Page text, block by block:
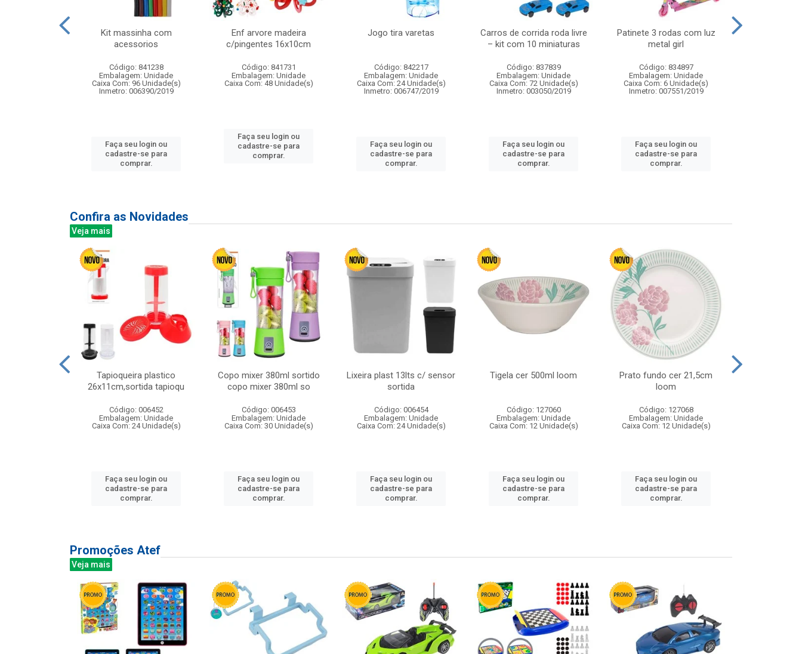
Kit massinha com
acessorios
Código: 841238
Embalagem: Unidade
Caixa Com: 96 Unidade(s)
Inmetro: 006390/2019
Faça seu login ou
cadastre-se para
comprar.
Enf arvore madeira
c/pingentes 16x10cm
Código: 841731
Embalagem: Unidade
Caixa Com: 48 Unidade(s)
Faça seu login ou
cadastre-se para
comprar.
Jogo tira varetas
Código: 842217
Embalagem: Unidade
Caixa Com: 24 Unidade(s)
Inmetro: 006747/2019
Faça seu login ou
cadastre-se para
comprar.
Carros de corrida roda livre
– kit com 10 miniaturas
Código: 837839
Embalagem: Unidade
Caixa Com: 72 Unidade(s)
Inmetro: 003050/2019
Faça seu login ou
cadastre-se para
comprar.
Patinete 3 rodas com luz
metal girl
Código: 834897
Embalagem: Unidade
Caixa Com: 6 Unidade(s)
Inmetro: 007551/2019
Faça seu login ou
cadastre-se para
comprar.
Confira as Novidades
Veja mais
Tapioqueira plastico
26x11cm,sortida tapioqu
Código: 006452
Embalagem: Unidade
Caixa Com: 24 Unidade(s)
Faça seu login ou
cadastre-se para
comprar.
Copo mixer 380ml sortido
copo mixer 380ml so
Código: 006453
Embalagem: Unidade
Caixa Com: 30 Unidade(s)
Faça seu login ou
cadastre-se para
comprar.
Lixeira plast 13lts c/ sensor
sortida
Código: 006454
Embalagem: Unidade
Caixa Com: 24 Unidade(s)
Faça seu login ou
cadastre-se para
comprar.
Tigela cer 500ml loom
Código: 127060
Embalagem: Unidade
Caixa Com: 12 Unidade(s)
Faça seu login ou
cadastre-se para
comprar.
Prato fundo cer 21,5cm
loom
Código: 127068
Embalagem: Unidade
Caixa Com: 12 Unidade(s)
Faça seu login ou
cadastre-se para
comprar.
Promoções Atef
Veja mais